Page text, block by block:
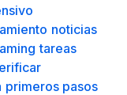
noticias
tareas
primeros pasos